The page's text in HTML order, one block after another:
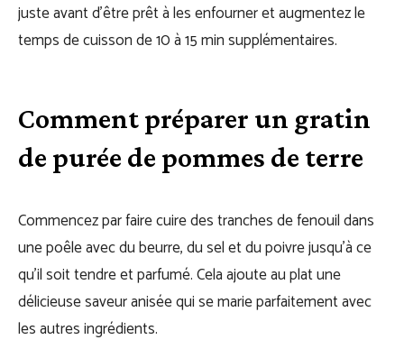
juste avant d’être prêt à les enfourner et augmentez le
temps de cuisson de 10 à 15 min supplémentaires.
Comment préparer un gratin
de purée de pommes de terre
Commencez par faire cuire des tranches de fenouil dans
une poêle avec du beurre, du sel et du poivre jusqu’à ce
qu’il soit tendre et parfumé. Cela ajoute au plat une
délicieuse saveur anisée qui se marie parfaitement avec
les autres ingrédients.